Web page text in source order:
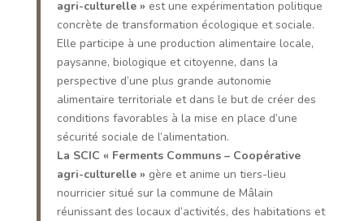
agri-culturelle » est une expérimentation politique
concrète de transformation écologique et sociale.
Elle participe à une production alimentaire locale,
paysanne, biologique et citoyenne, dans la
perspective d’une plus grande autonomie
alimentaire territoriale et dans le but de créer des
conditions favorables à la mise en place d’une
sécurité sociale de l’alimentation.
La SCIC « Ferments Communs – Coopérative
agri-culturelle » gère et anime un tiers-lieu
nourricier situé sur la commune de Mâlain
réunissant des locaux d’activités, des habitations et